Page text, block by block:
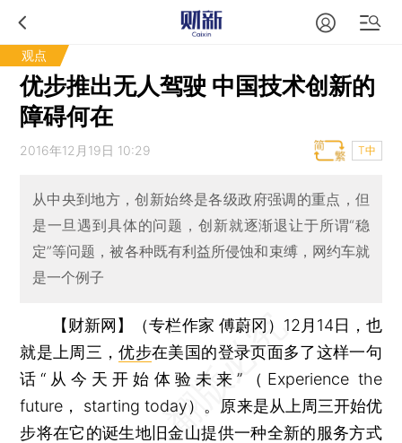
观点
优步推出无人驾驶 中国技术创新的
障碍何在
2016年12月19日 10:29 T中
从中央到地方，创新始终是各级政府强调的重点，但
是一旦遇到具体的问题，创新就逐渐退让于所谓“稳
定”等问题，被各种既有利益所侵蚀和束缚，网约车就
是一个例子
【财新网】（专栏作家 傅蔚冈） 12月14日，也
就是上周三，优步在美国的登录页面多了这样一句
话“从今天开始体验未来”（Experience the
future， starting today）。原来是从上周三开始优
步将在它的诞生地旧金山提供一种全新的服务方式